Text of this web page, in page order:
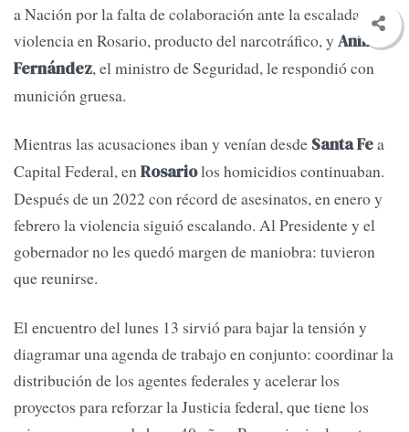
a Nación por la falta de colaboración ante la escalada de
violencia en Rosario, producto del narcotráfico, y Aníbal
Fernández, el ministro de Seguridad, le respondió con
munición gruesa.
Mientras las acusaciones iban y venían desde Santa Fea
Capital Federal, enRosariolos homicidios continuaban.
Después de un 2022 con récord de asesinatos, en enero y
febrero la violencia siguió escalando. Al Presidente y el
gobernador no les quedó margen de maniobra: tuvieron
que reunirse.
El encuentro del lunes 13 sirvió para bajar la tensión y
diagramar una agenda de trabajo en conjunto: coordinar la
distribución de los agentes federales y acelerar los
proyectos para reforzar la Justicia federal, que tiene los